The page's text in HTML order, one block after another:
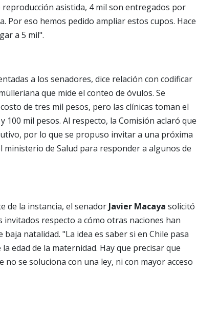
reproducción asistida, 4 mil son entregados por
Por eso hemos pedido ampliar estos cupos. Hace
a 5 mil".
a los senadores, dice relación con codificar
que mide el conteo de óvulos. Se
de tres mil pesos, pero las clínicas toman el
100 mil pesos. Al respecto, la Comisión aclaró que
por lo que se propuso invitar a una próxima
de Salud para responder a algunos de
de la instancia, el senador Javier Macaya solicitó
invitados respecto a cómo otras naciones han
natalidad. "La idea es saber si en Chile pasa
edad de la maternidad. Hay que precisar que
no se soluciona con una ley, ni con mayor acceso